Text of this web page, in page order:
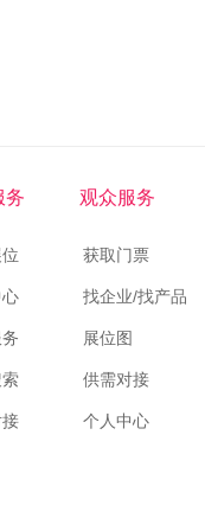
务 观众服务
获取门票
找企业/找产品
展位图
供需对接
个人中心